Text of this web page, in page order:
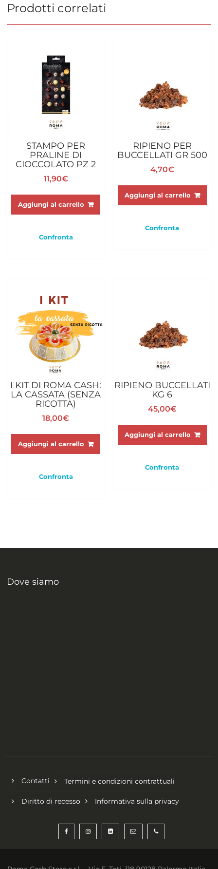
Prodotti correlati
STAMPO PER
PRALINE DI
CIOCCOLATO PZ 2
11,90€
Aggiungi al carrello
Confronta
RIPIENO PER
BUCCELLATI GR 500
4,70€
Aggiungi al carrello
Confronta
I KIT DI ROMA CASH:
LA CASSATA (SENZA
RICOTTA)
18,00€
Aggiungi al carrello
Confronta
RIPIENO BUCCELLATI
KG 6
45,00€
Aggiungi al carrello
Confronta
Dove siamo
Contatti Termini e condizioni contrattuali
Diritto di recesso Informativa sulla privacy